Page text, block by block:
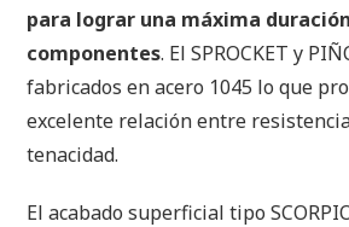
para lograr una máxima
componentes. El SPROCKET y
fabricados en acero 1045 lo que
excelente relación entre
tenacidad.
El acabado superficial tipo